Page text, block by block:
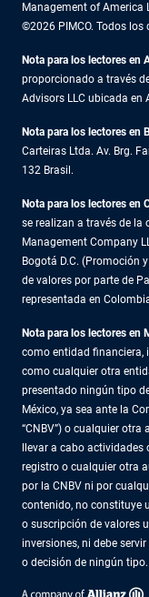
Management of America
©2026 PIMCO. Todos los
Nota para los lectores en
proporcionado a través
Advisors LLC ubicada en
Nota para los lectores en
Carteiras Ltda. Av. Brg.
132 Brasil.
Nota para los lectores en
se realizan a través de la
Management Company
Bogotá D.C. (Promoción
de valores por parte de
representada en
Nota para los lectores en
como entidad financiera,
como cualquier otra
presentado ningún tipo
México, ya sea ante la
“CNBV”) o cualquier
llevar a cabo
registro o cualquier otra
por la CNBV ni por
contenido, no constituye
o suscripción de valores
inversiones, ni debe
o decisión de ningún tipo.